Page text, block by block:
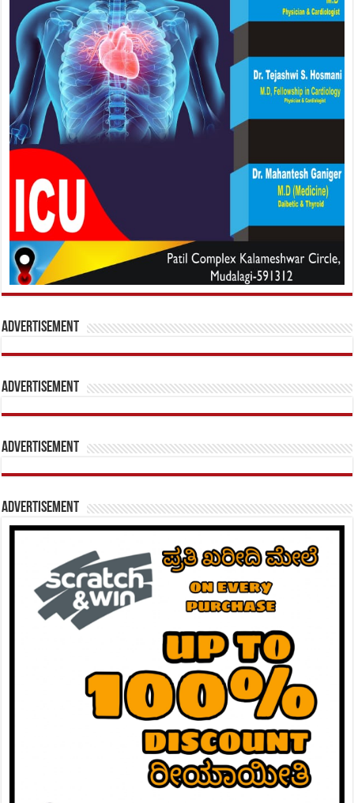
Advertisement
Advertisement
Advertisement
Advertisement